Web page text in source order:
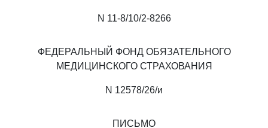
N 11-8/10/2-8266
ФЕДЕРАЛЬНЫЙ ФОНД ОБЯЗАТЕЛЬНОГО
МЕДИЦИНСКОГО СТРАХОВАНИЯ
N 12578/26/и
ПИСЬМО